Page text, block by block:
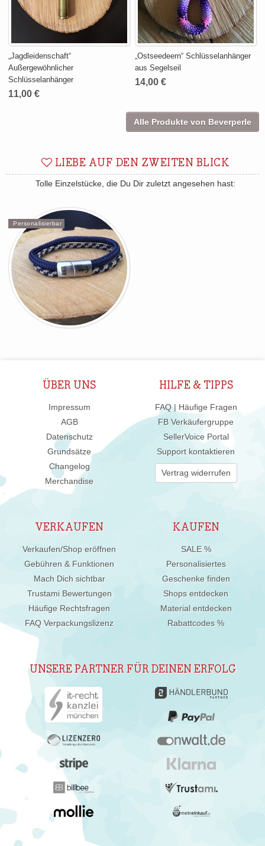
„Jagdleidenschaft“
Außergewöhnlicher
Schlüsselanhänger
11,00 €
„Ostseedeern“ Schlüsselanhänger
aus Segelseil
14,00 €
Alle Produkte von Beverperle
LIEBE AUF DEN ZWEITEN BLICK
Tolle Einzelstücke, die Du Dir zuletzt angesehen hast:
Personalisierbar
ÜBER UNS
Impressum
AGB
Datenschutz
Grundsätze
Changelog
Merchandise
HILFE & TIPPS
FAQ | Häufige Fragen
FB Verkäufergruppe
SellerVoice Portal
Support kontaktieren
Vertrag widerrufen
VERKAUFEN
Verkaufen/Shop eröffnen
Gebühren & Funktionen
Mach Dich sichtbar
Trustami Bewertungen
Häufige Rechtsfragen
FAQ Verpackungslizenz
KAUFEN
SALE %
Personalisiertes
Geschenke finden
Shops entdecken
Material entdecken
Rabattcodes %
UNSERE PARTNER FÜR DEINEN ERFOLG